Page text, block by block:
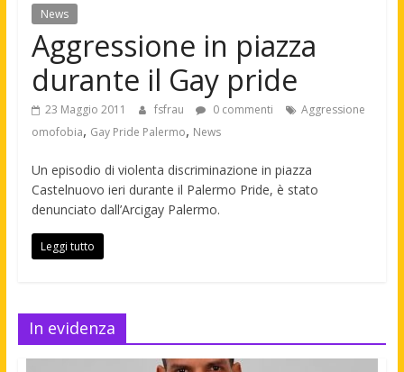
News
Aggressione in piazza
durante il Gay pride
23 Maggio 2011 fsfrau 0 commenti
Aggressione
omofobia, Gay Pride Palermo, News
Un episodio di violenta discriminazione in piazza
Castelnuovo ieri durante il Palermo Pride, è stato
denunciato dall’Arcigay Palermo.
Leggi tutto
In evidenza